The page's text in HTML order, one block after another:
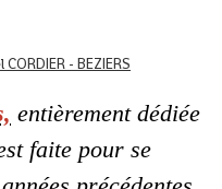
- BEZIERS
entièrement dédiée
faite pour se